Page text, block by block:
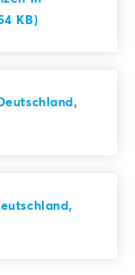
KB)